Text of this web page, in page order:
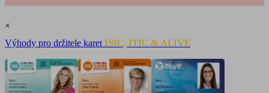
×
Výhody pro držitele karet ISIC, ITIC & ALIVE